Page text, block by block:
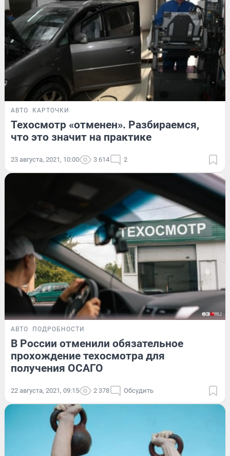
АВТО КАРТОЧКИ
Техосмотр «отменен». Разбираемся,
что это значит на практике
23 августа, 2021, 10:00 3 614 2
АВТО ПОДРОБНОСТИ
В России отменили обязательное
прохождение техосмотра для
получения ОСАГО
22 августа, 2021, 09:15 2 378 Обсудить